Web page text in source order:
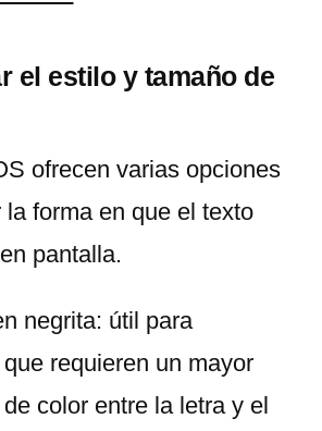
el estilo y tamaño de
ofrecen varias opciones
la forma en que el texto
pantalla.
negrita: útil para
requieren un mayor
color entre la letra y el